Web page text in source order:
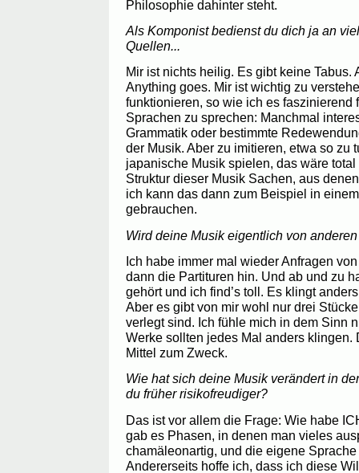
Philosophie dahinter steht.
Als Komponist bedienst du dich ja an
Quellen...
Mir ist nichts heilig. Es gibt keine Tabus.
Anything goes. Mir ist wichtig zu
funktionieren, so wie ich es faszinierend
Sprachen zu sprechen: Manchmal
Grammatik oder bestimmte
der Musik. Aber zu imitieren, etwa so zu
japanische Musik spielen, das wäre
Struktur dieser Musik Sachen, aus
ich kann das dann zum Beispiel in
gebrauchen.
Wird deine Musik eigentlich von
Ich habe immer mal wieder Anfragen
dann die Partituren hin. Und ab und zu
gehört und ich find’s toll. Es klingt
Aber es gibt von mir wohl nur drei
verlegt sind. Ich fühle mich in dem Sinn
Werke sollten jedes Mal anders klingen.
Mittel zum Zweck.
Wie hat sich deine Musik verändert in
du früher risikofreudiger?
Das ist vor allem die Frage: Wie habe
gab es Phasen, in denen man vieles
chamäleonartig, und die eigene
Andererseits hoffe ich, dass ich diese